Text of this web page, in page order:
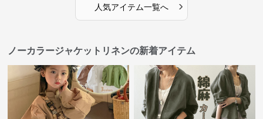
人気アイテム一覧へ ›
ノーカラージャケットリネンの新着アイテム